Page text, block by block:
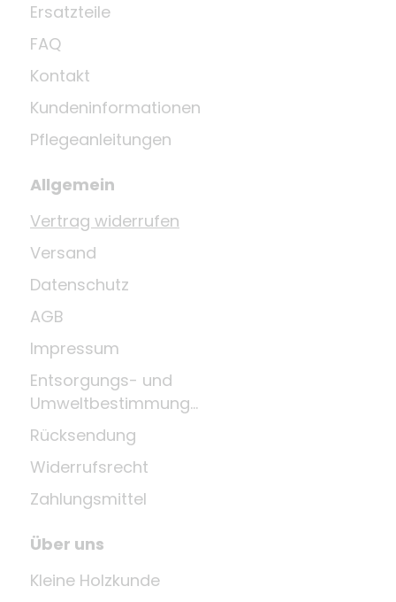
Ersatzteile
FAQ
Kontakt
Kundeninformationen
Pflegeanleitungen
Allgemein
Vertrag widerrufen
Versand
Datenschutz
AGB
Impressum
Entsorgungs- und
Umweltbestimmungen
Rücksendung
Widerrufsrecht
Zahlungsmittel
Über uns
Kleine Holzkunde